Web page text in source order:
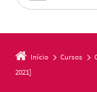
Início Cursos
2021]